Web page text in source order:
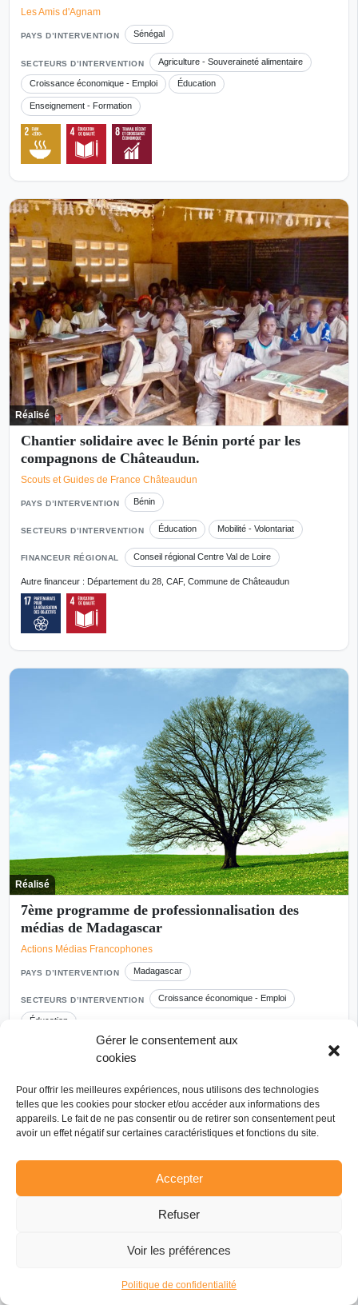
Gérer le consentement aux
cookies
Pour offrir les meilleures expériences, nous utilisons des technologies
telles que les cookies pour stocker et/ou accéder aux informations des
appareils. Le fait de ne pas consentir ou de retirer son consentement peut
avoir un effet négatif sur certaines caractéristiques et fonctions du site.
Accepter
Refuser
Voir les préférences
Politique de confidentialité
Les Amis d'Agnam
PAYS D’INTERVENTION Sénégal
SECTEURS D’INTERVENTION Agriculture - Souveraineté alimentaire
Croissance économique - Emploi Éducation
Enseignement - Formation
Réalisé
Chantier solidaire avec le Bénin porté par les
compagnons de Châteaudun.
Scouts et Guides de France Châteaudun
PAYS D’INTERVENTION Bénin
SECTEURS D’INTERVENTION Éducation Mobilité - Volontariat
FINANCEUR RÉGIONAL Conseil régional Centre Val de Loire
Autre financeur : Département du 28, CAF, Commune de Châteaudun
Réalisé
7ème programme de professionnalisation des
médias de Madagascar
Actions Médias Francophones
PAYS D’INTERVENTION Madagascar
SECTEURS D’INTERVENTION Croissance économique - Emploi
Éducation